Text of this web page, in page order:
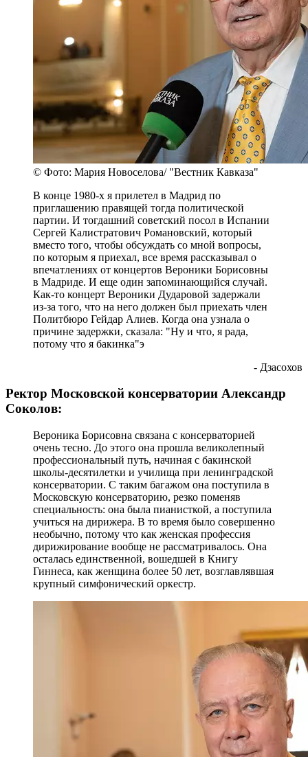
© Фото: Мария Новоселова/ "Вестник Кавказа"
В конце 1980-х я прилетел в Мадрид по
приглашению правящей тогда политической
партии. И тогдашний советский посол в Испании
Сергей Калистратович Романовский, который
вместо того, чтобы обсуждать со мной вопросы,
по которым я приехал, все время рассказывал о
впечатлениях от концертов Вероники Борисовны
в Мадриде. И еще один запоминающийся случай.
Как-то концерт Вероники Дударовой задержали
из-за того, что на него должен был приехать член
Политбюро Гейдар Алиев. Когда она узнала о
причине задержки, сказала: "Ну и что, я рада,
потому что я бакинка"э
- Дзасохов
Ректор Московской консерватории Александр
Соколов:
Вероника Борисовна связана с консерваторией
очень тесно. До этого она прошла великолепный
профессиональный путь, начиная с бакинской
школы-десятилетки и училища при ленинградской
консерватории. С таким багажом она поступила в
Московскую консерваторию, резко поменяв
специальность: она была пианисткой, а поступила
учиться на дирижера. В то время было совершенно
необычно, потому что как женская профессия
дирижирование вообще не рассматривалось. Она
осталась единственной, вошедшей в Книгу
Гиннеса, как женщина более 50 лет, возглавлявшая
крупный симфонический оркестр.